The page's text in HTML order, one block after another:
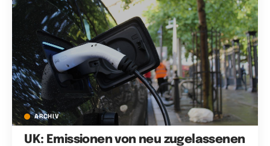
ARCHIV
UK: Emissionen von neu zugelassenen